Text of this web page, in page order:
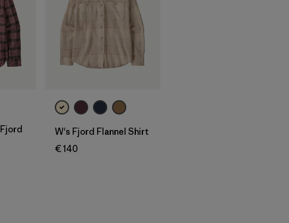
W's Fjord Flannel Shirt
€ 140